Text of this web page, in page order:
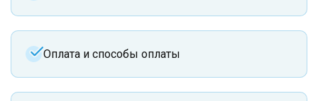
Оплата и способы оплаты